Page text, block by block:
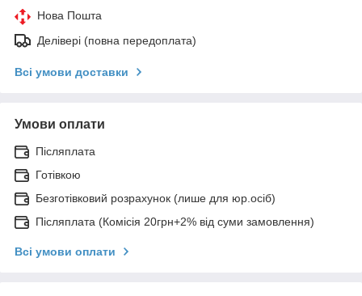
Нова Пошта
Делівері (повна передоплата)
Всі умови доставки
Умови оплати
Післяплата
Готівкою
Безготівковий розрахунок (лише для юр.осіб)
Післяплата (Комісія 20грн+2% від суми замовлення)
Всі умови оплати